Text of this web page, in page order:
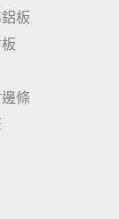
板
條